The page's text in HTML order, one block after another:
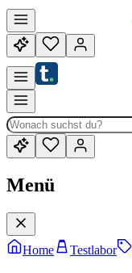
Menü
Home Testlabor